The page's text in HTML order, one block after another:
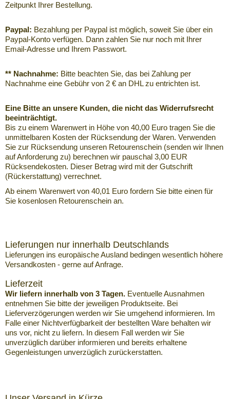
Zeitpunkt Ihrer Bestellung.
Paypal: Bezahlung per Paypal ist möglich, soweit Sie über ein
Paypal-Konto verfügen. Dann zahlen Sie nur noch mit Ihrer
Email-Adresse und Ihrem Passwort.
** Nachnahme: Bitte beachten Sie, das bei Zahlung per
Nachnahme eine Gebühr von 2 € an DHL zu entrichten ist.
Eine Bitte an unsere Kunden, die nicht das Widerrufsrecht
beeinträchtigt.
Bis zu einem Warenwert in Höhe von 40,00 Euro tragen Sie die
unmittelbaren Kosten der Rücksendung der Waren. Verwenden
Sie zur Rücksendung unseren Retourenschein (senden wir Ihnen
auf Anforderung zu) berechnen wir pauschal 3,00 EUR
Rücksendekosten. Dieser Betrag wird mit der Gutschrift
(Rückerstattung) verrechnet.
Ab einem Warenwert von 40,01 Euro fordern Sie bitte einen für
Sie kosenlosen Retourenschein an.
Lieferungen nur innerhalb Deutschlands
Lieferungen ins europäische Ausland bedingen wesentlich höhere
Versandkosten - gerne auf Anfrage.
Lieferzeit
Wir liefern innerhalb von 3 Tagen. Eventuelle Ausnahmen
entnehmen Sie bitte der jeweiligen Produktseite. Bei
Lieferverzögerungen werden wir Sie umgehend informieren. Im
Falle einer Nichtverfügbarkeit der bestellten Ware behalten wir
uns vor, nicht zu liefern. In diesem Fall werden wir Sie
unverzüglich darüber informieren und bereits erhaltene
Gegenleistungen unverzüglich zurückerstatten.